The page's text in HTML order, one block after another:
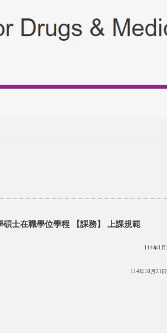
碩士在職學位學程 【課務】 上課規範
114年1
114年10月21